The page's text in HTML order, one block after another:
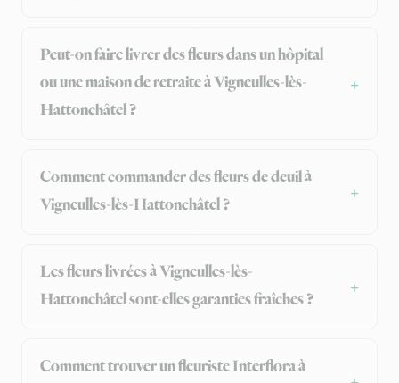
Peut-on faire livrer des fleurs dans un hôpital
ou une maison de retraite à Vigneulles-lès-
Hattonchâtel ?
Comment commander des fleurs de deuil à
Vigneulles-lès-Hattonchâtel ?
Les fleurs livrées à Vigneulles-lès-
Hattonchâtel sont-elles garanties fraîches ?
Comment trouver un fleuriste Interflora à